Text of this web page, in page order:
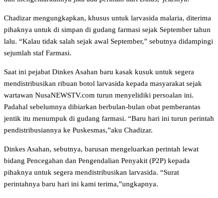
Chadizar mengungkapkan, khusus untuk larvasida malaria, diterima
pihaknya untuk di simpan di gudang farmasi sejak September tahun
lalu. “Kalau tidak salah sejak awal September,” sebutnya didampingi
sejumlah staf Farmasi.
Saat ini pejabat Dinkes Asahan baru kasak kusuk untuk segera
mendistribusikan ribuan botol larvasida kepada masyarakat sejak
wartawan NusaNEWSTV.com turun menyelidiki persoalan ini.
Padahal sebelumnya dibiarkan berbulan-bulan obat pemberantas
jentik itu menumpuk di gudang farmasi. “Baru hari ini turun perintah
pendistribusiannya ke Puskesmas,”aku Chadizar.
Dinkes Asahan, sebutnya, barusan mengeluarkan perintah lewat
bidang Pencegahan dan Pengendalian Penyakit (P2P) kepada
pihaknya untuk segera mendistribusikan larvasida. “Surat
perintahnya baru hari ini kami terima,”ungkapnya.